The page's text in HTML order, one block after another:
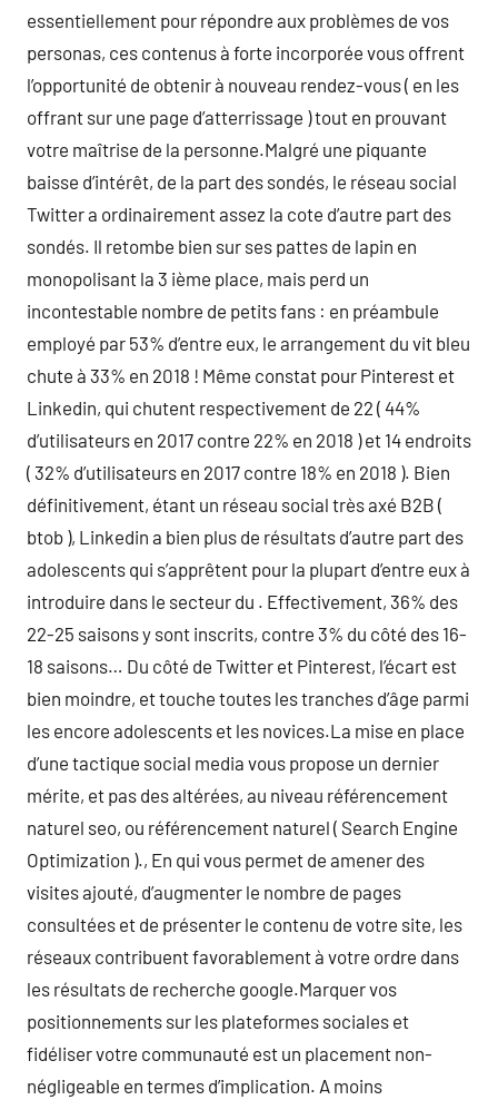
essentiellement pour répondre aux problèmes de vos
personas, ces contenus à forte incorporée vous offrent
l’opportunité de obtenir à nouveau rendez-vous ( en les
offrant sur une page d’atterrissage ) tout en prouvant
votre maîtrise de la personne.Malgré une piquante
baisse d’intérêt, de la part des sondés, le réseau social
Twitter a ordinairement assez la cote d’autre part des
sondés. Il retombe bien sur ses pattes de lapin en
monopolisant la 3 ième place, mais perd un
incontestable nombre de petits fans : en préambule
employé par 53% d’entre eux, le arrangement du vit bleu
chute à 33% en 2018 ! Même constat pour Pinterest et
Linkedin, qui chutent respectivement de 22 ( 44%
d’utilisateurs en 2017 contre 22% en 2018 ) et 14 endroits
( 32% d’utilisateurs en 2017 contre 18% en 2018 ). Bien
définitivement, étant un réseau social très axé B2B (
btob ), Linkedin a bien plus de résultats d’autre part des
adolescents qui s’apprêtent pour la plupart d’entre eux à
introduire dans le secteur du . Effectivement, 36% des
22-25 saisons y sont inscrits, contre 3% du côté des 16-
18 saisons… Du côté de Twitter et Pinterest, l’écart est
bien moindre, et touche toutes les tranches d’âge parmi
les encore adolescents et les novices.La mise en place
d’une tactique social media vous propose un dernier
mérite, et pas des altérées, au niveau référencement
naturel seo, ou référencement naturel ( Search Engine
Optimization )., En qui vous permet de amener des
visites ajouté, d’augmenter le nombre de pages
consultées et de présenter le contenu de votre site, les
réseaux contribuent favorablement à votre ordre dans
les résultats de recherche google.Marquer vos
positionnements sur les plateformes sociales et
fidéliser votre communauté est un placement non-
négligeable en termes d’implication. A moins